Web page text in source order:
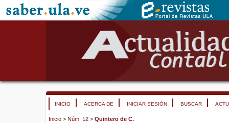
INICIO ACERCA DE INICIAR SESIÓN BUSCAR
Inicio > Núm. 12 > Quintero de C.